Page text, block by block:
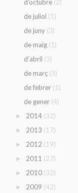
d’octubre
de juliol (1)
de juny (3)
de maig (1)
d’abril (3)
de març (3)
de febrer (1)
de gener (4)
► 2014 (32)
► 2013 (17)
► 2012 (19)
► 2011 (27)
► 2010 (32)
► 2009 (42)